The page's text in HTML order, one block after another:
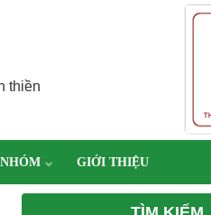
thiền
GIỚI THIỆU